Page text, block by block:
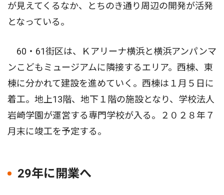
が見えてくるなか、とちのき通り周辺の開発が活発
となっている。
60・61街区は、Ｋアリーナ横浜と横浜アンパンマ
ンこどもミュージアムに隣接するエリア。西棟、東
棟に分かれて建設を進めていく。西棟は１月５日に
着工。地上13階、地下１階の施設となり、学校法人
岩崎学園が運営する専門学校が入る。２０２８年７
月末に竣工を予定する。
29年に開業へ